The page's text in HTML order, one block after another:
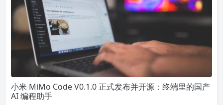
小米 MiMo Code V0.1.0 正式发布并开源：终端里的国产
AI 编程助手